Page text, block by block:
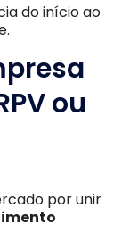
do início ao
ou
por unir